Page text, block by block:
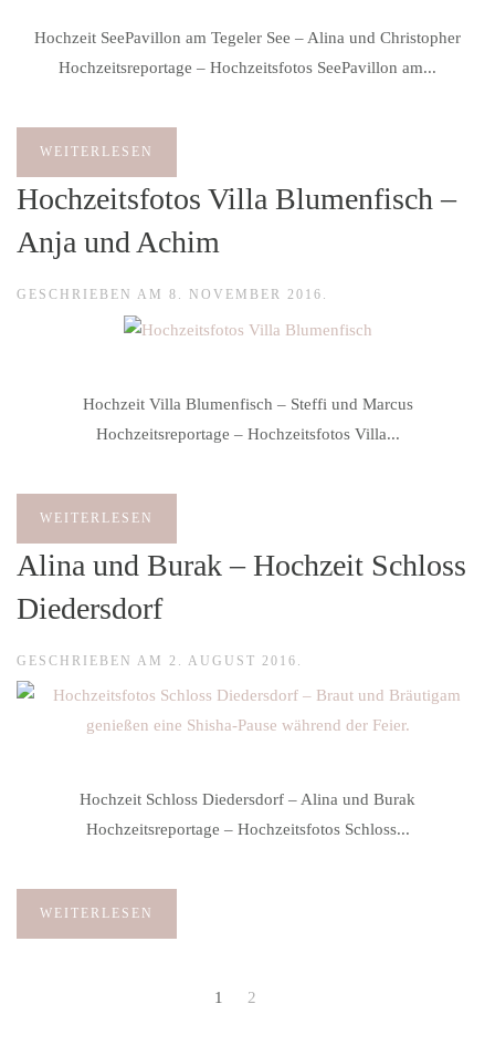
Hochzeit SeePavillon am Tegeler See – Alina und Christopher
Hochzeitsreportage – Hochzeitsfotos SeePavillon am...
WEITERLESEN
Hochzeitsfotos Villa Blumenfisch –
Anja und Achim
GESCHRIEBEN AM 8. NOVEMBER 2016 .
Hochzeit Villa Blumenfisch – Steffi und Marcus
Hochzeitsreportage – Hochzeitsfotos Villa...
WEITERLESEN
Alina und Burak – Hochzeit Schloss
Diedersdorf
GESCHRIEBEN AM 2. AUGUST 2016 .
Hochzeit Schloss Diedersdorf – Alina und Burak
Hochzeitsreportage – Hochzeitsfotos Schloss...
WEITERLESEN
1 2